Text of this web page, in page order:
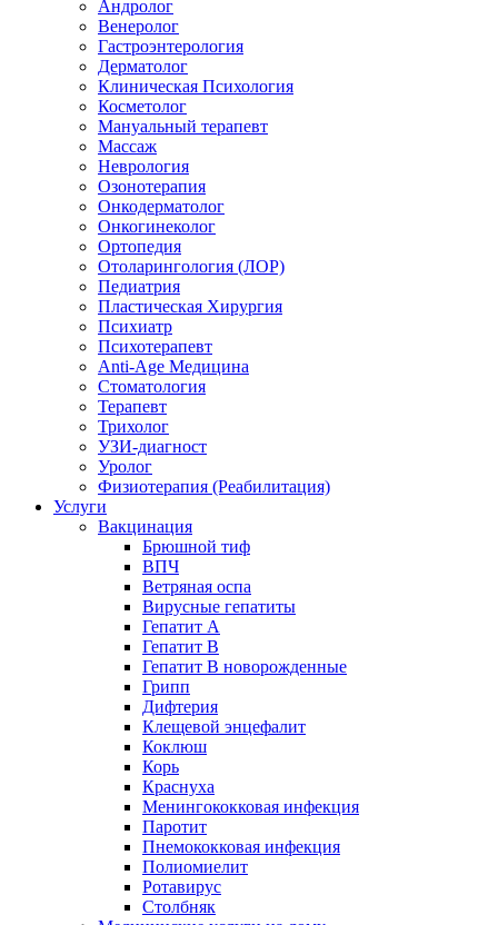
Андролог
Венеролог
Гастроэнтерология
Дерматолог
Клиническая Психология
Косметолог
Мануальный терапевт
Массаж
Неврология
Озонотерапия
Онкодерматолог
Онкогинеколог
Ортопедия
Отоларингология (ЛОР)
Педиатрия
Пластическая Хирургия
Психиатр
Психотерапевт
Anti-Age Медицина
Стоматология
Терапевт
Трихолог
УЗИ-диагност
Уролог
Физиотерапия (Реабилитация)
Услуги
Вакцинация
Брюшной тиф
ВПЧ
Ветряная оспа
Вирусные гепатиты
Гепатит А
Гепатит B
Гепатит B новорожденные
Грипп
Дифтерия
Клещевой энцефалит
Коклюш
Корь
Краснуха
Менингококковая инфекция
Паротит
Пнемококковая инфекция
Полиомиелит
Ротавирус
Столбняк